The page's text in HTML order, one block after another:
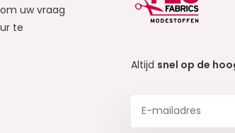
uw vraag
te
Altijd snel op de